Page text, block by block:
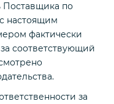
Поставщика по
настоящим
фактически
соответствующий
за